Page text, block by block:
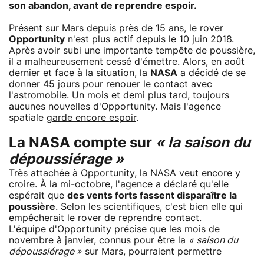
son abandon, avant de reprendre espoir.
Présent sur Mars depuis près de 15 ans, le rover
Opportunity n'est plus actif depuis le 10 juin 2018.
Après avoir subi une importante tempête de poussière,
il a malheureusement cessé d'émettre. Alors, en août
dernier et face à la situation, la NASA a décidé de se
donner 45 jours pour renouer le contact avec
l'astromobile. Un mois et demi plus tard, toujours
aucunes nouvelles d'Opportunity. Mais l'agence
spatiale garde encore espoir.
La NASA compte sur « la saison du
dépoussiérage »
Très attachée à Opportunity, la NASA veut encore y
croire. À la mi-octobre, l'agence a déclaré qu'elle
espérait que des vents forts fassent disparaître la
poussière. Selon les scientifiques, c'est bien elle qui
empêcherait le rover de reprendre contact.
L'équipe d'Opportunity précise que les mois de
novembre à janvier, connus pour être la « saison du
dépoussiérage » sur Mars, pourraient permettre